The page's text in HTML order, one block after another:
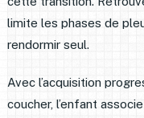
limite les phases de
rendormir seul.
Avec l’acquisition
coucher, l’enfant